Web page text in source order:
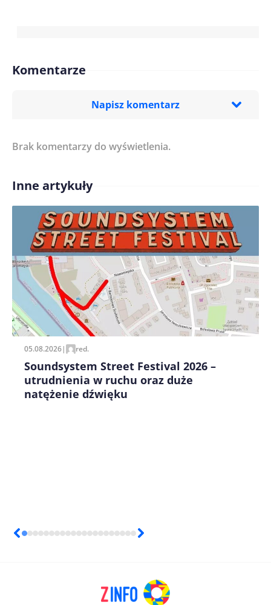
Komentarze
Napisz komentarz
Treść komentarza*
Imię/ Nick*
Zapamiętaj moje dane w tej przeglądarce podczas
pisania kolejnych komentarzy.
Brak komentarzy do wyświetlenia.
Inne artykuły
05.08.2026| red.
Soundsystem Street Festival 2026 –
utrudnienia w ruchu oraz duże
natężenie dźwięku